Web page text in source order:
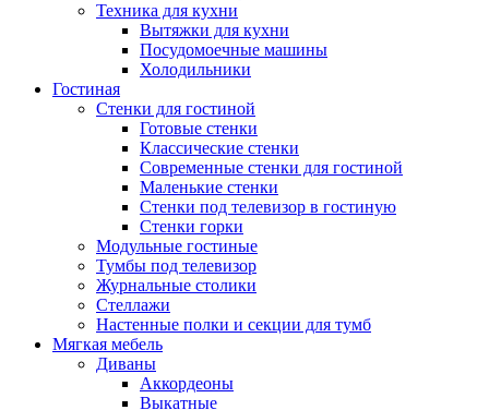
Техника для кухни
Вытяжки для кухни
Посудомоечные машины
Холодильники
Гостиная
Стенки для гостиной
Готовые стенки
Классические стенки
Современные стенки для гостиной
Маленькие стенки
Стенки под телевизор в гостиную
Стенки горки
Модульные гостиные
Тумбы под телевизор
Журнальные столики
Стеллажи
Настенные полки и секции для тумб
Мягкая мебель
Диваны
Аккордеоны
Выкатные